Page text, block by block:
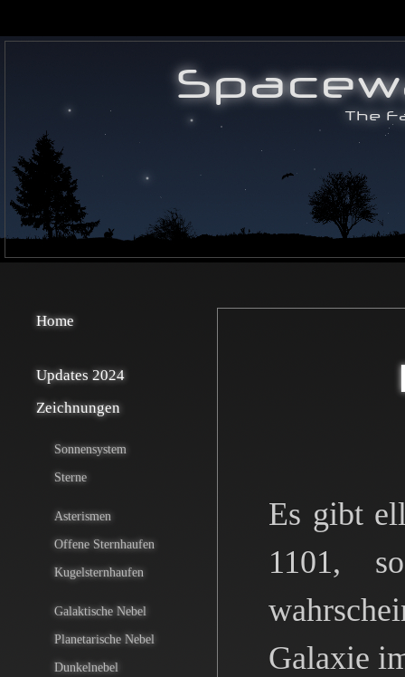
Home
Updates 2024
Zeichnungen
Sonnensystem
Sterne
Asterismen
Offene Sternhaufen
Kugelsternhaufen
Galaktische Nebel
Planetarische Nebel
Dunkelnebel
Es gibt
1101,
Galaxie